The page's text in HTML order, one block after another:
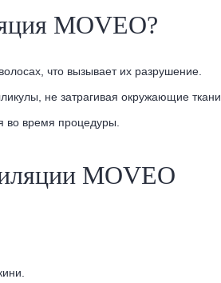
MOVEO?
что вызывает их разрушение.
не затрагивая окружающие ткани.
во время процедуры.
MOVEO